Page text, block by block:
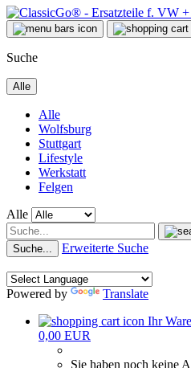
Suche
Alle
Alle
Wolfsburg
Stuttgart
Lifestyle
Werkstatt
Felgen
Alle
Suche... Erweiterte Suche
Powered by
Translate
Ihr
0,00 EUR
Sie haben noch keine